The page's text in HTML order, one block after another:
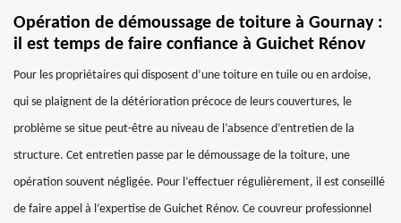
Opération de démoussage de toiture à Gournay :
il est temps de faire confiance à Guichet Rénov
Pour les propriétaires qui disposent d’une toiture en tuile ou en ardoise,
qui se plaignent de la détérioration précoce de leurs couvertures, le
problème se situe peut-être au niveau de l’absence d’entretien de la
structure. Cet entretien passe par le démoussage de la toiture, une
opération souvent négligée. Pour l’effectuer régulièrement, il est conseillé
de faire appel à l’expertise de Guichet Rénov. Ce couvreur professionnel